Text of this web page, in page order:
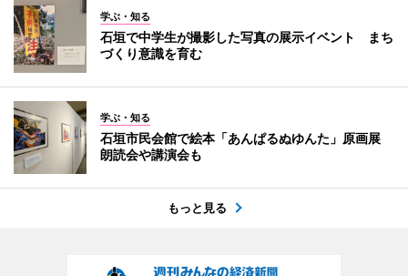
学ぶ・知る
石垣で中学生が撮影した写真の展示イベント まち
づくり意識を育む
学ぶ・知る
石垣市民会館で絵本「あんぱるぬゆんた」原画展
朗読会や講演会も
もっと見る